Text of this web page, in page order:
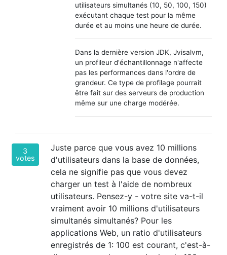
utilisateurs simultanés (10, 50, 100, 150)
exécutant chaque test pour la même
durée et au moins une heure de durée.
Dans la dernière version JDK, Jvisalvm,
un profileur d'échantillonnage n'affecte
pas les performances dans l'ordre de
grandeur. Ce type de profilage pourrait
être fait sur des serveurs de production
même sur une charge modérée.
3
votes
Juste parce que vous avez 10 millions
d'utilisateurs dans la base de données,
cela ne signifie pas que vous devez
charger un test à l'aide de nombreux
utilisateurs. Pensez-y - votre site va-t-il
vraiment avoir 10 millions d'utilisateurs
simultanés simultanés? Pour les
applications Web, un ratio d'utilisateurs
enregistrés de 1: 100 est courant, c'est-à-